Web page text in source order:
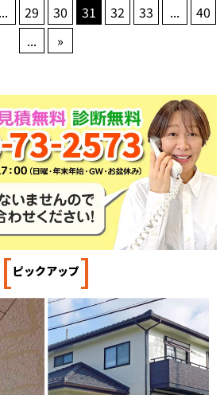
... 29 30 31 32 33 ...
40
...
»
[ピックアップ]